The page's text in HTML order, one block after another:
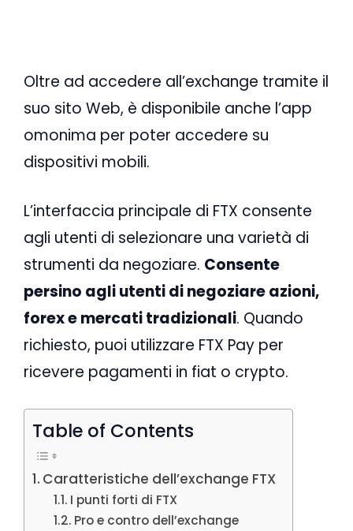
Oltre ad accedere all’exchange tramite il
suo sito Web, è disponibile anche l’app
omonima per poter accedere su
dispositivi mobili.
L’interfaccia principale di FTX consente
agli utenti di selezionare una varietà di
strumenti da negoziare. Consente
persino agli utenti di negoziare azioni,
forex e mercati tradizionali. Quando
richiesto, puoi utilizzare FTX Pay per
ricevere pagamenti in fiat o crypto.
Table of Contents
Caratteristiche dell’exchange FTX
I punti forti di FTX
Pro e contro dell’exchange